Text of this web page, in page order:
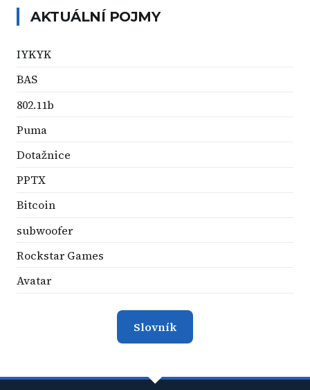
AKTUÁLNÍ POJMY
IYKYK
BAS
802.11b
Puma
Dotažnice
PPTX
Bitcoin
subwoofer
Rockstar Games
Avatar
Slovník